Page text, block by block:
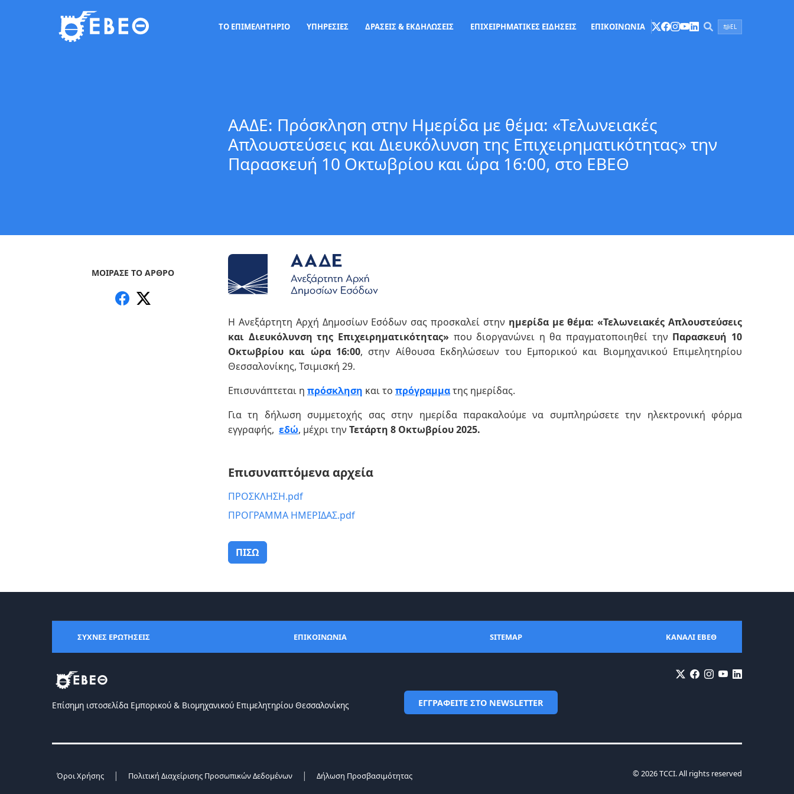
ΤΟ ΕΠΙΜΕΛΗΤΗΡΙΟ ΥΠΗΡΕΣΙΕΣ ΔΡΑΣΕΙΣ & ΕΚΔΗΛΩΣΕΙΣ ΕΠΙΧΕΙΡΗΜΑΤΙΚΕΣ ΕΙΔΗΣΕΙΣ ΕΠΙΚΟΙΝΩΝΙΑ EL
ΑΑΔΕ: Πρόσκληση στην Ημερίδα με θέμα: «Τελωνειακές
Απλουστεύσεις και Διευκόλυνση της Επιχειρηματικότητας» την
Παρασκευή 10 Οκτωβρίου και ώρα 16:00, στο ΕΒΕΘ
ΜΟΙΡΑΣΕ ΤΟ ΑΡΘΡΟ
Η Ανεξάρτητη Αρχή Δημοσίων Εσόδων σας προσκαλεί στην ημερίδα με θέμα: «Τελωνειακές Απλουστεύσεις
και Διευκόλυνση της Επιχειρηματικότητας» που διοργανώνει η θα πραγματοποιηθεί την Παρασκευή 10
Οκτωβρίου και ώρα 16:00, στην Αίθουσα Εκδηλώσεων του Εμπορικού και Βιομηχανικού Επιμελητηρίου
Θεσσαλονίκης, Τσιμισκή 29.
Επισυνάπτεται η πρόσκληση και το πρόγραμματης ημερίδας.
Για τη δήλωση συμμετοχής σας στην ημερίδα παρακαλούμε να συμπληρώσετε την ηλεκτρονική φόρμα
εγγραφής, εδώ, μέχρι την Τετάρτη 8 Οκτωβρίου2025.
Επισυναπτόμενα αρχεία
ΠΡΟΣΚΛΗΣΗ.pdf
ΠΡΟΓΡΑΜΜΑ ΗΜΕΡΙΔΑΣ.pdf
ΠΙΣΩ
ΣΥΧΝΕΣ ΕΡΩΤΗΣΕΙΣ ΕΠΙΚΟΙΝΩΝΙΑ SITEMAP ΚΑΝΑΛΙ ΕΒΕΘ
Επίσημη ιστοσελίδα Eμπορικού & Bιομηχανικού Eπιμελητηρίου Θεσσαλονίκης ΕΓΓΡΑΦΕΙΤΕ ΣΤΟ NEWSLETTER
Όροι Χρήσης | Πολιτική Διαχείρισης Προσωπικών Δεδομένων | Δήλωση Προσβασιμότητας © 2026 TCCI. All rights reserved